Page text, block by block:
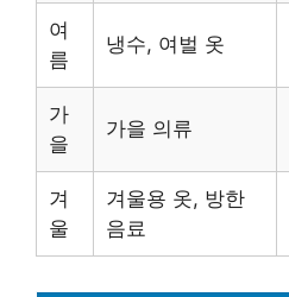
여
름
냉수, 여벌 옷
가
을
가을 의류
겨
울
겨울용 옷, 방한
음료